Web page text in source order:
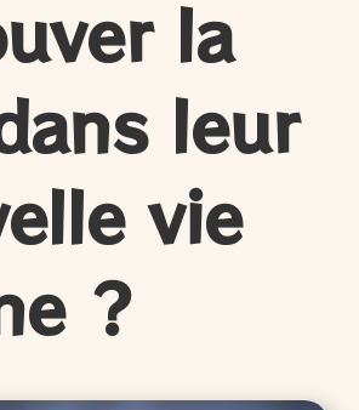
la
leur
vie
?